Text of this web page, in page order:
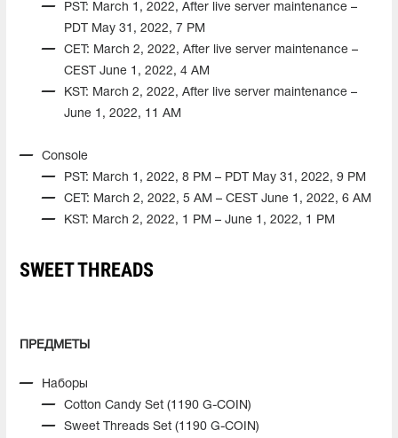
PST: March 1, 2022, After live server maintenance –
PDT May 31, 2022, 7 PM
CET: March 2, 2022, After live server maintenance –
CEST June 1, 2022, 4 AM
KST: March 2, 2022, After live server maintenance –
June 1, 2022, 11 AM
Console
PST: March 1, 2022, 8 PM – PDT May 31, 2022, 9 PM
CET: March 2, 2022, 5 AM – CEST June 1, 2022, 6 AM
KST: March 2, 2022, 1 PM – June 1, 2022, 1 PM
SWEET THREADS
ПРЕДМЕТЫ
Наборы
Cotton Candy Set (1190 G-COIN)
Sweet Threads Set (1190 G-COIN)